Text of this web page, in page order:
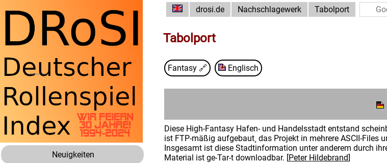
Neuigkeiten
drosi.de Nachschlagewerk Tabolport
Tabolport
Fantasy 🔗 Englisch
Diese High-Fantasy Hafen- und Handelsstadt entstand
ist FTP-mäßig aufgebaut¸ das Projekt in mehrere ASCII-
Insgesamt ist diese Stadtinformation unter anderem durch
Material ist ge-Tar-t downloadbar. [Peter Hildebrand]